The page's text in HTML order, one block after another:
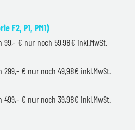
F2, P1, PM1)
99,- € nur noch 59,98€ inkl.MwSt.
299,- € nur noch 49,98€ inkl.MwSt.
499,- € nur noch 39,98€ inkl.MwSt.